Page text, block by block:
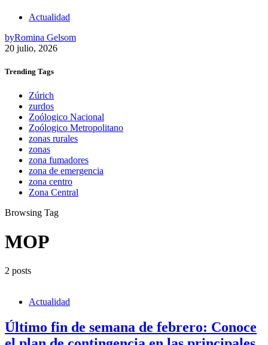
Actualidad
byRomina Gelsom
20 julio, 2026
Trending Tags
Zúrich
zurdos
Zoólogico Nacional
Zoólogico Metropolitano
zonas rurales
zonas
zona fumadores
zona de emergencia
zona centro
Zona Central
Browsing Tag
MOP
2 posts
Actualidad
Último fin de semana de febrero: Conoce